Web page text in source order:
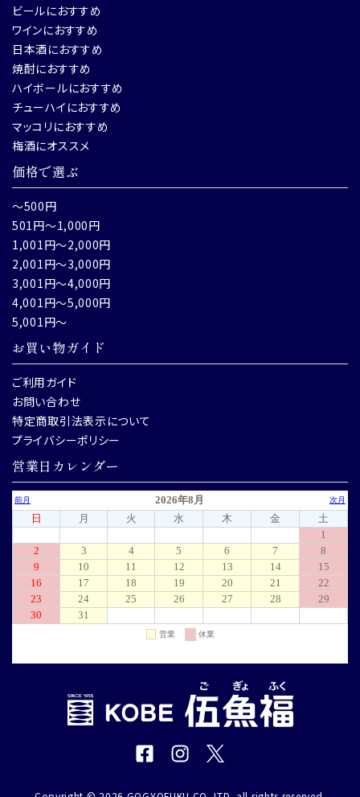
ビールにおすすめ
ワインにおすすめ
日本酒におすすめ
焼酎におすすめ
ハイボールにおすすめ
チューハイにおすすめ
マッコリにおすすめ
梅酒にオススメ
価格で選ぶ
～500円
501円～1,000円
1,001円～2,000円
2,001円～3,000円
3,001円～4,000円
4,001円～5,000円
5,001円～
お買い物ガイド
ご利用ガイド
お問い合わせ
特定商取引法表示について
プライバシーポリシー
営業日カレンダー